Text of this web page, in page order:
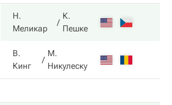
Н.
Меликар
К.
Пешке
В.
Кинг
М.
Никулеску